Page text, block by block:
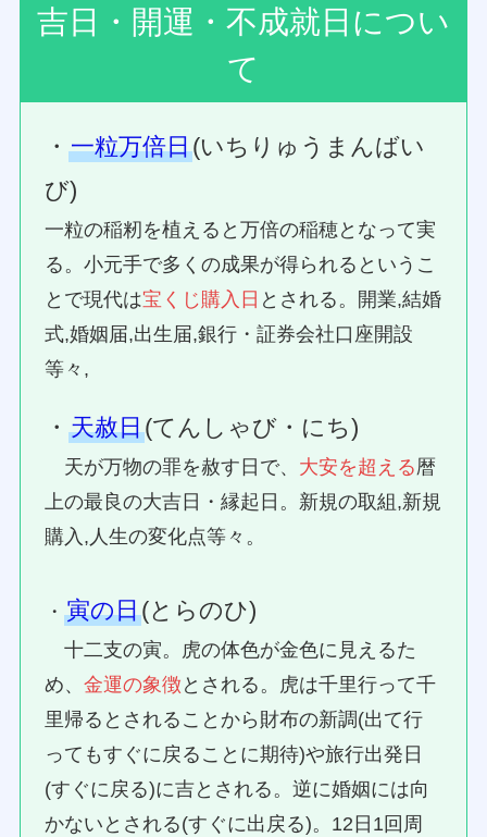
吉日・開運・不成就日につい
て
・一粒万倍日(いちりゅうまんばい
び)
一粒の稲籾を植えると万倍の稲穂となって実
る。小元手で多くの成果が得られるというこ
とで現代は宝くじ購入日 とされる。開業,結婚
式,婚姻届,出生届,銀行・証券会社口座開設
等々,
・天赦日(てんしゃび・にち)
天が万物の罪を赦す日で、 大安を超える暦
上の最良の大吉日・縁起日。新規の取組,新規
購入,人生の変化点等々。
・寅の日(とらのひ)
十二支の寅。虎の体色が金色に見えるた
め、金運の象徴 とされる。虎は千里行って千
里帰るとされることから財布の新調(出て行
ってもすぐに戻ることに期待)や旅行出発日
(すぐに戻る)に吉とされる。逆に婚姻には向
かないとされる(すぐに出戻る)。12日1回周